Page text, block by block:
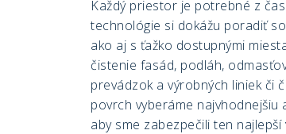
Každý priestor je potrebné z
technológie si dokážu poradiť
ako aj s ťažko dostupnými
čistenie fasád, podláh,
prevádzok a výrobných liniek či
povrch vyberáme
aby sme zabezpečili ten najlepší